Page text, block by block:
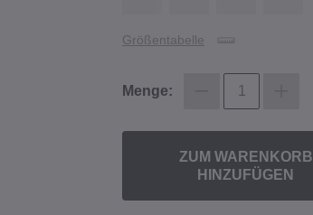
Größentabelle
Menge:
ZUM WARENKORB
HINZUFÜGEN